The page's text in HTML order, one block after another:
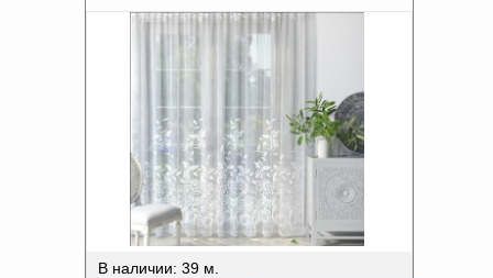
В наличии: 39 м.